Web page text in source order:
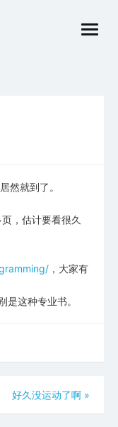
open
然就到了。
，估计要看很久
，大家有
是这种专业书。
好久没运动了啊 »